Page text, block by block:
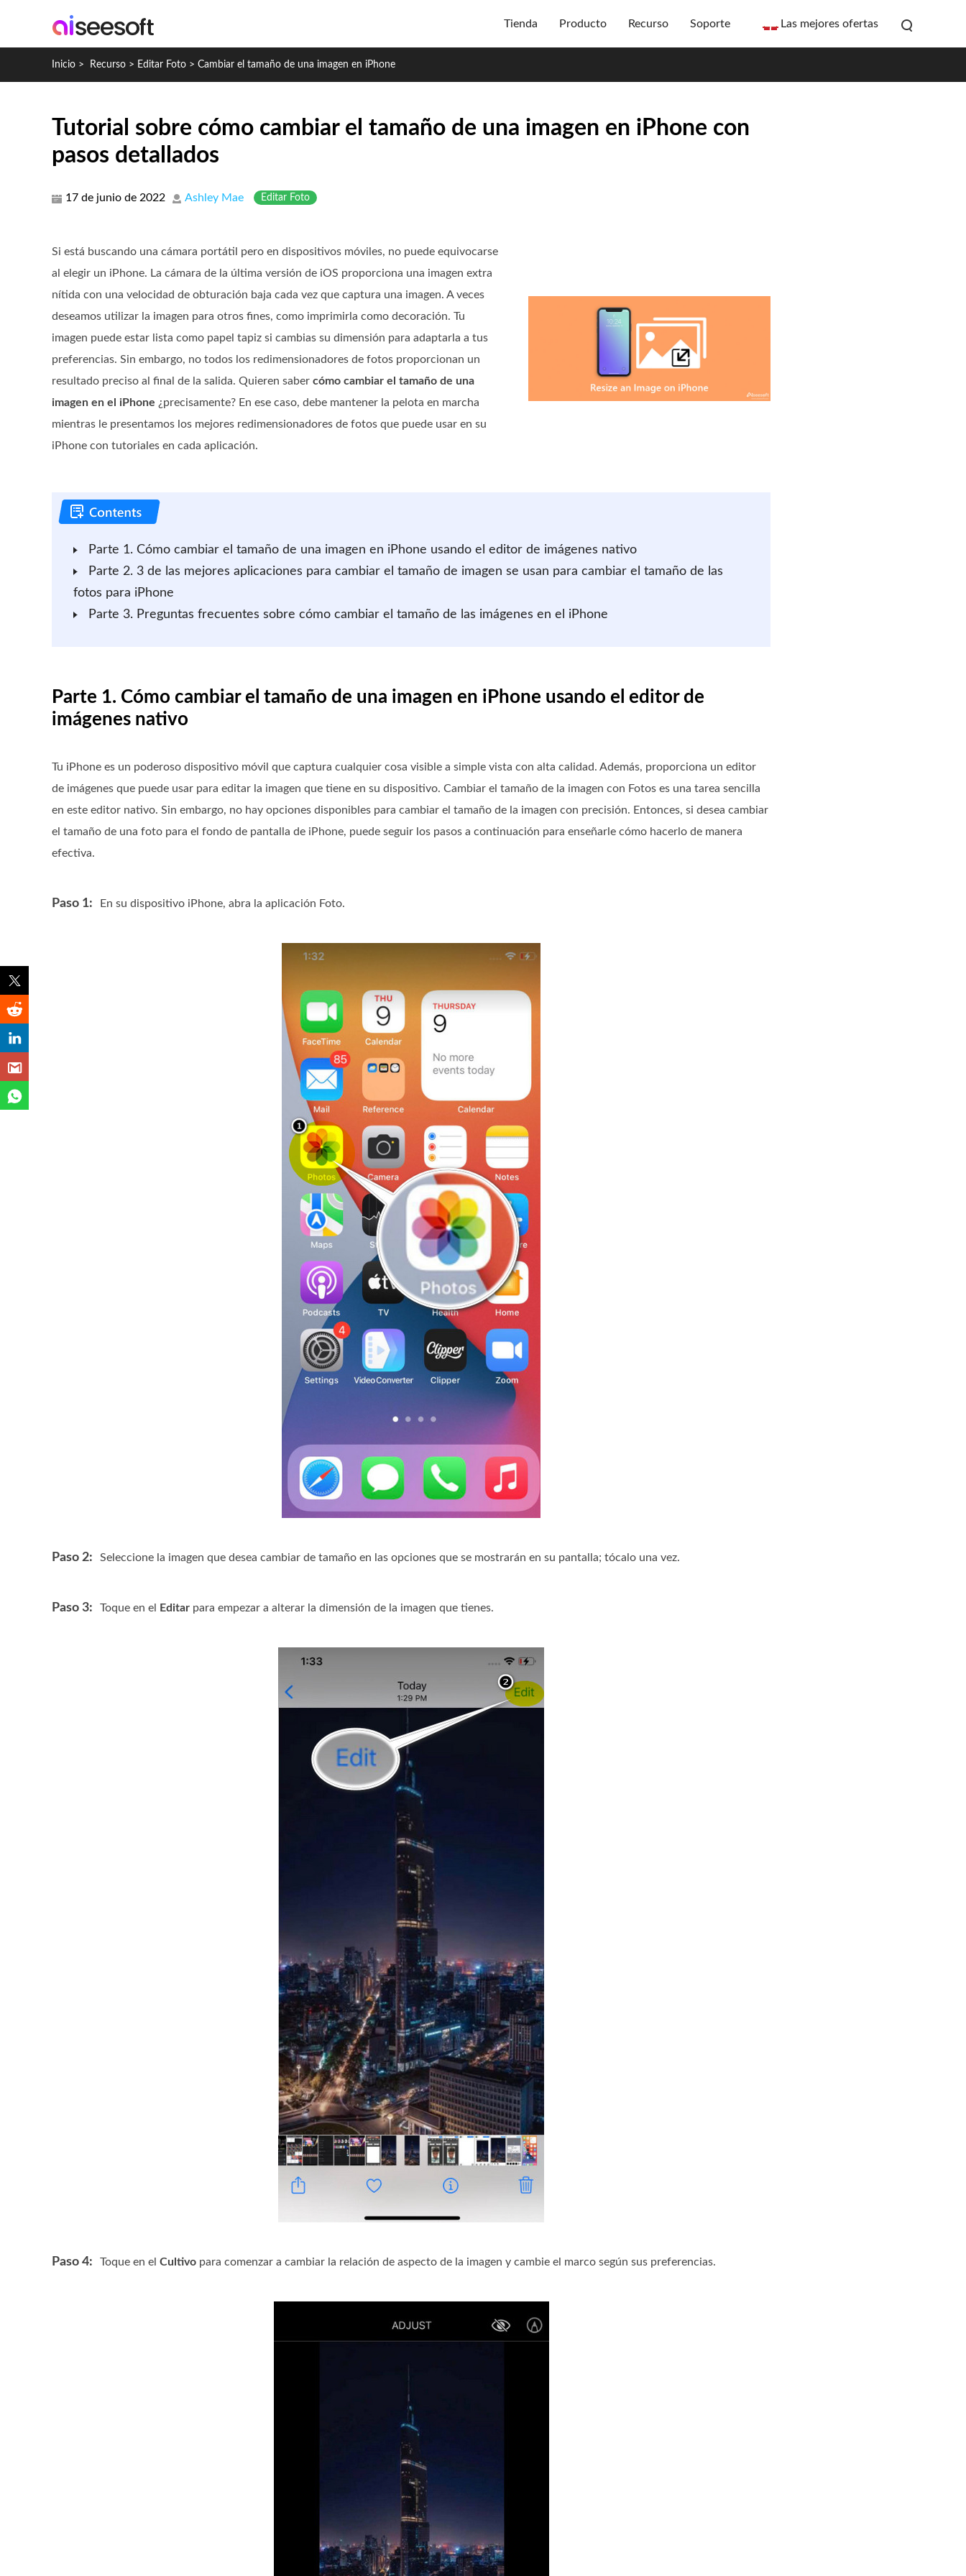
Tienda Producto Recurso Soporte Las mejores ofertas
Inicio > Recurso > Editar Foto > Cambiar el tamaño de una imagen en iPhone
Tutorial sobre cómo cambiar el tamaño de una imagen en iPhone con
pasos detallados
17 de junio de 2022 Ashley Mae Editar Foto
Si está buscando una cámara portátil pero en dispositivos móviles, no puede equivocarse
al elegir un iPhone. La cámara de la última versión de iOS proporciona una imagen extra
nítida con una velocidad de obturación baja cada vez que captura una imagen. A veces
deseamos utilizar la imagen para otros fines, como imprimirla como decoración. Tu
imagen puede estar lista como papel tapiz si cambias su dimensión para adaptarla a tus
preferencias. Sin embargo, no todos los redimensionadores de fotos proporcionan un
resultado preciso al final de la salida. Quieren saber cómo cambiar el tamaño de una
imagen en el iPhone ¿precisamente? En ese caso, debe mantener la pelota en marcha
mientras le presentamos los mejores redimensionadores de fotos que puede usar en su
iPhone con tutoriales en cada aplicación.
Parte 1. Cómo cambiar el tamaño de una imagen en iPhone usando el editor de imágenes nativo
Parte 2. 3 de las mejores aplicaciones para cambiar el tamaño de imagen se usan para cambiar el tamaño de las
fotos para iPhone
Parte 3. Preguntas frecuentes sobre cómo cambiar el tamaño de las imágenes en el iPhone
Parte 1. Cómo cambiar el tamaño de una imagen en iPhone usando el editor de
imágenes nativo
Tu iPhone es un poderoso dispositivo móvil que captura cualquier cosa visible a simple vista con alta calidad. Además, proporciona un editor
de imágenes que puede usar para editar la imagen que tiene en su dispositivo. Cambiar el tamaño de la imagen con Fotos es una tarea sencilla
en este editor nativo. Sin embargo, no hay opciones disponibles para cambiar el tamaño de la imagen con precisión. Entonces, si desea cambiar
el tamaño de una foto para el fondo de pantalla de iPhone, puede seguir los pasos a continuación para enseñarle cómo hacerlo de manera
efectiva.
Paso 1: En su dispositivo iPhone, abra la aplicación Foto.
Paso 2: Seleccione la imagen que desea cambiar de tamaño en las opciones que se mostrarán en su pantalla; tócalo una vez.
Paso 3: Toque en el Editar para empezar a alterar la dimensión de la imagen que tienes.
Paso 4: Toque en el Cultivo para comenzar a cambiar la relación de aspecto de la imagen y cambie el marco según sus preferencias.